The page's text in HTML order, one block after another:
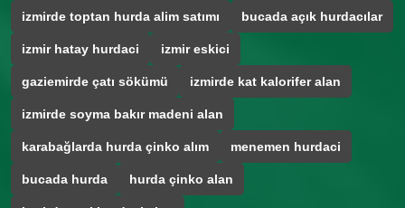
izmirde toptan hurda alim satımı bucada açık hurdacılar
izmir hatay hurdaci izmir eskici
gaziemirde çatı sökümü izmirde kat kalorifer alan
izmirde soyma bakır madeni alan
karabağlarda hurda çinko alım menemen hurdaci
bucada hurda hurda çinko alan